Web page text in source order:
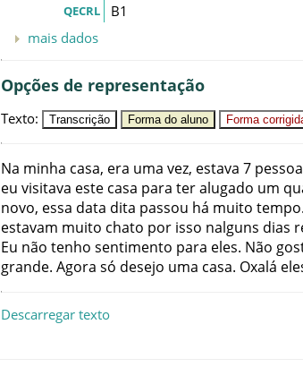
QECRL
B1
mais dados
Opções de representação
Texto: Transcrição Forma do aluno Forma
Na minha casa, era uma vez, estava 7
eu visitava este casa para teralugado um
novo, essa data dita passou há muito tempo.
estavam muito chato por isso nalguns dias
Eu não tenho sentimento para eles. Não
grande. Agora só desejo uma casa. Oxalá
Descarregar texto